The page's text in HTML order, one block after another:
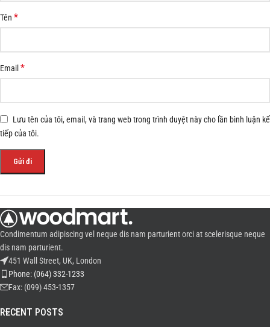
Tên *
Email*
Lưu tên của tôi, email, và trang web trong trình duyệt này cho lần bình luận kế
tiếp của tôi.
Condimentum adipiscing vel neque dis nam parturient orci at scelerisque neque
dis nam parturient.
451 Wall Street, UK, London
Phone: (064) 332-1233
Fax: (099) 453-1357
RECENT POSTS